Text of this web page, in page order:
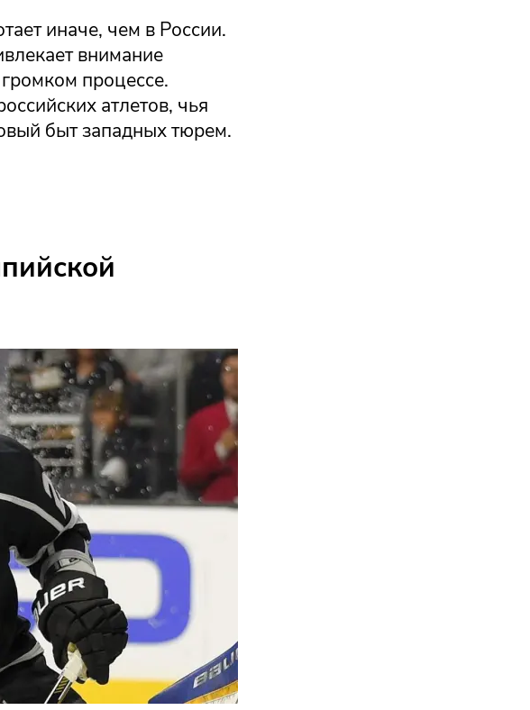
иначе, чем в России.
внимание
процессе.
атлетов, чья
быт западных тюрем.